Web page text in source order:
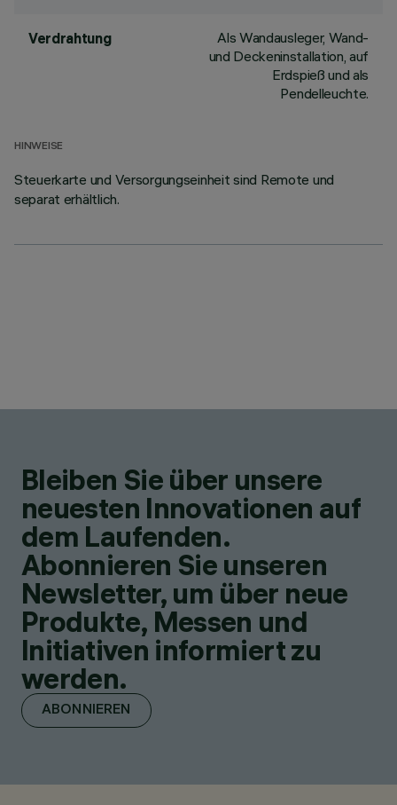
Verdrahtung
Als Wandausleger, Wand-
und Deckeninstallation, auf
Erdspieß und als
Pendelleuchte.
HINWEISE
Steuerkarte und Versorgungseinheit sind Remote und
separat erhältlich.
Bleiben Sie über unsere
neuesten Innovationen auf
dem Laufenden.
Abonnieren Sie unseren
Newsletter, um über neue
Produkte, Messen und
Initiativen informiert zu
werden.
ABONNIEREN